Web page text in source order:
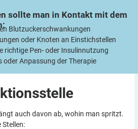
sollte man in Kontakt mit dem
Blut­zuckerschwankungen
oder Knoten an Einstichstellen
richtige Pen- oder Insulinnutzung
oder ­Anpassung der Therapie
auch davon ab, wohin man spritzt.
Stellen: